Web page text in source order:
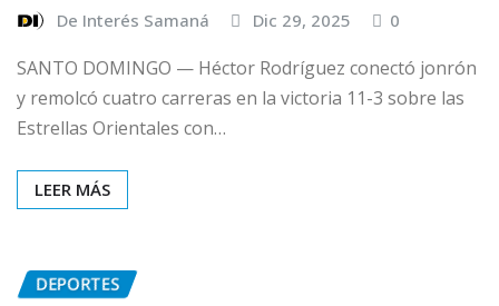
De Interés Samaná Dic 29, 2025 0
SANTO DOMINGO — Héctor Rodríguez conectó jonrón
y remolcó cuatro carreras en la victoria 11-3 sobre las
Estrellas Orientales con…
LEER MÁS
DEPORTES